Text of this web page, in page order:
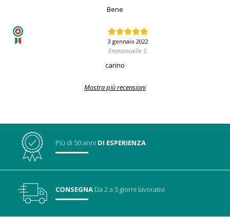
Bene
3 gennaio 2022
Emmanuelle S.
carino
Mostra più recensioni
Più di 50 anni DI ESPERIENZA
CONSEGNA Da 2 a 5 giorni lavorativi